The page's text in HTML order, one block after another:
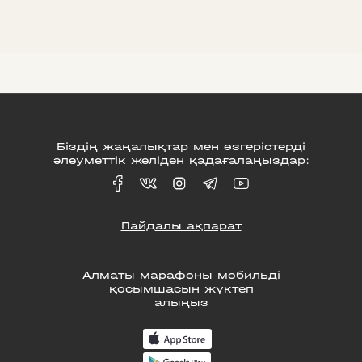
Алматы марафоны мобильді
қосымшасын жүктеп
алыңыз
Біздің жаңалықтар мен өзгерістерді
әлеуметтік желіден қадағалаңыздар:
Пайдалы ақпарат